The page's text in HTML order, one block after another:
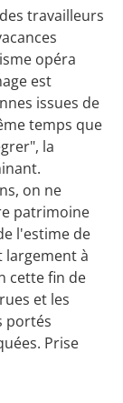
travailleurs
opéra
est
issues de
temps que
la
on ne
patrimoine
l'estime de
largement à
cette fin de
et les
portés
Prise